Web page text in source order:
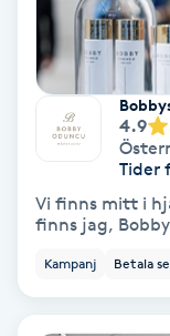
Hårförlängning
Hårvård
Hälsa
Hälsprickor
Idrottsmassage
4.9
Tider
Vi finns mitt i
finns jag,
Kampanj Betala